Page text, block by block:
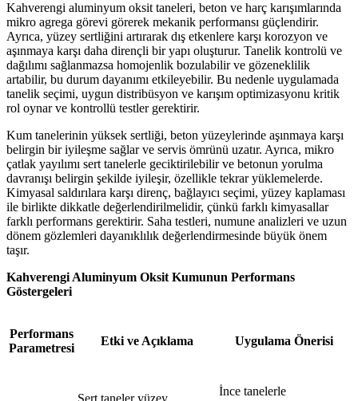
Kahverengi aluminyum oksit taneleri, beton ve harç karışımlarında
mikro agrega görevi görerek mekanik performansı güçlendirir.
Ayrıca, yüzey sertliğini artırarak dış etkenlere karşı korozyon ve
aşınmaya karşı daha dirençli bir yapı oluşturur. Tanelik kontrolü ve
dağılımı sağlanmazsa homojenlik bozulabilir ve gözeneklilik
artabilir, bu durum dayanımı etkileyebilir. Bu nedenle uygulamada
tanelik seçimi, uygun distribüsyon ve karışım optimizasyonu kritik
rol oynar ve kontrollü testler gerektirir.
Kum tanelerinin yüksek sertliği, beton yüzeylerinde aşınmaya karşı
belirgin bir iyileşme sağlar ve servis ömrünü uzatır. Ayrıca, mikro
çatlak yayılımı sert tanelerle geciktirilebilir ve betonun yorulma
davranışı belirgin şekilde iyileşir, özellikle tekrar yüklemelerde.
Kimyasal saldırılara karşı direnç, bağlayıcı seçimi, yüzey kaplaması
ile birlikte dikkatle değerlendirilmelidir, çünkü farklı kimyasallar
farklı performans gerektirir. Saha testleri, numune analizleri ve uzun
dönem gözlemleri dayanıklılık değerlendirmesinde büyük önem
taşır.
Kahverengi Aluminyum Oksit Kumunun Performans
Göstergeleri
Performans
Parametresi
Etki ve Açıklama Uygulama Önerisi
İnce tanelerle